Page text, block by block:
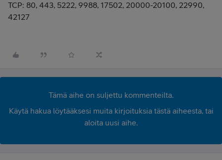
TCP: 80, 443, 5222, 9988, 17502, 20000-20100, 22990,
42127
Tämä aihe on suljettu kommenteilta.
Käytä hakua löytääksesi muita kirjoituksia tästä aiheesta, tai
aloita uusi aihe.